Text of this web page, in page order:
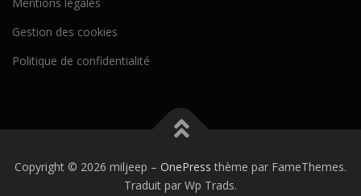
Gestion des cookies
Politique de confidentialité
Copyright © 2026 miljeep – OnePress thème par FameThemes.
Traduit par Wp Trads.